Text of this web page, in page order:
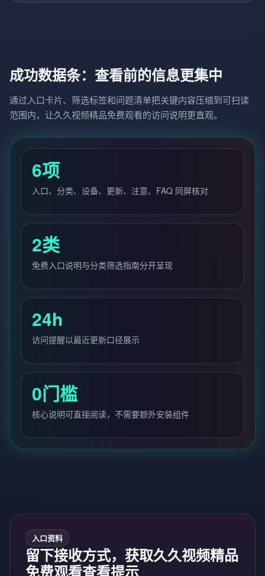
成功数据条：查看前的信息更集中
通过入口卡片、筛选标签和问题清单把关键内容压缩到可扫读
范围内，让久久视频精品免费观看的访问说明更直观。
6项
入口、分类、设备、更新、注意、FAQ 同屏核对
2类
免费入口说明与分类筛选指南分开呈现
24h
访问提醒以最近更新口径展示
0门槛
核心说明可直接阅读，不需要额外安装组件
入口资料
留下接收方式，获取久久视频精品
免费观看查看提示